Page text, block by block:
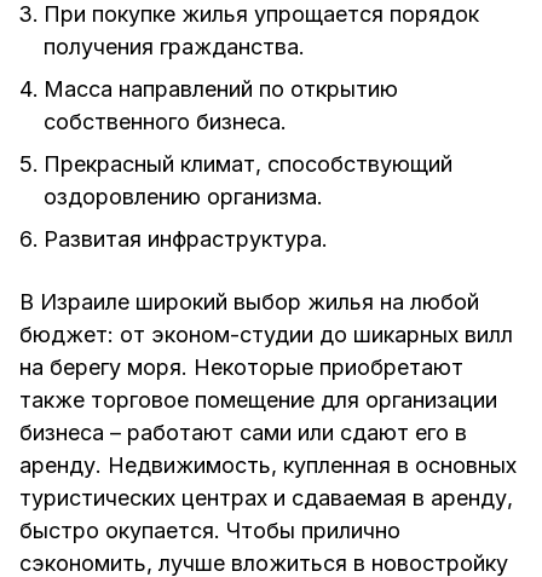
При покупке жилья упрощается порядок
получения гражданства.
Масса направлений по открытию
собственного бизнеса.
Прекрасный климат, способствующий
оздоровлению организма.
Развитая инфраструктура.
В Израиле широкий выбор жилья на любой
бюджет: от эконом-студии до шикарных вилл
на берегу моря. Некоторые приобретают
также торговое помещение для организации
бизнеса – работают сами или сдают его в
аренду. Недвижимость, купленная в основных
туристических центрах и сдаваемая в аренду,
быстро окупается. Чтобы прилично
сэкономить, лучше вложиться в новостройку